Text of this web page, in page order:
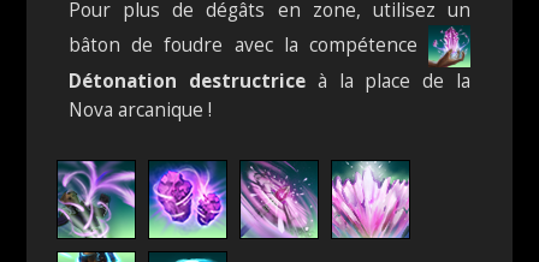
Pour plus de dégâts en zone, utilisez un
bâton de foudre avec la compétence
Détonation destructrice à la place de la
Nova arcanique !